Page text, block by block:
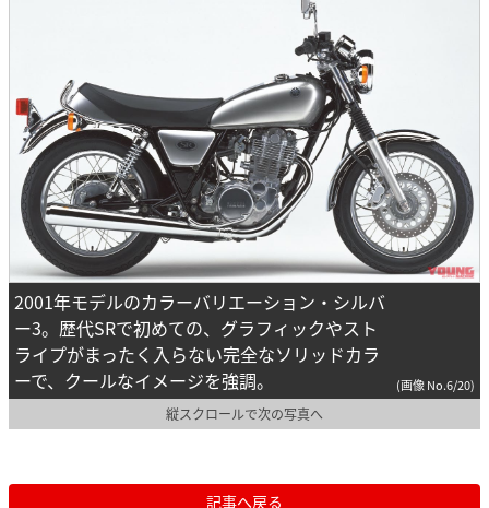
2001年モデルのカラーバリエーション・シルバ
ー3。歴代SRで初めての、グラフィックやスト
ライプがまったく入らない完全なソリッドカラ
ーで、クールなイメージを強調。
(画像 No.6/20)
縦スクロールで次の写真へ
記事へ戻る